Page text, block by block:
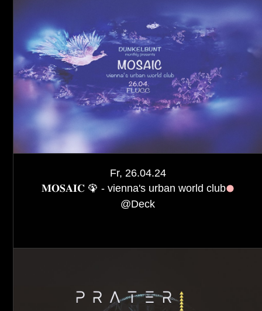
Fr, 26.04.24
𝐌𝐎𝐒𝐀𝐈𝐂 🦚 - vienna's urban world club
@Deck